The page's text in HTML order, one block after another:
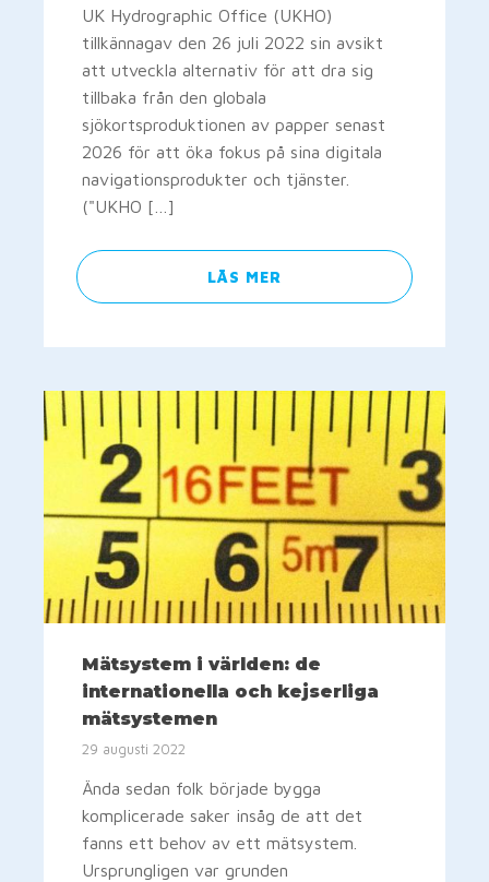
UK Hydrographic Office (UKHO)
tillkännagav den 26 juli 2022 sin avsikt
att utveckla alternativ för att dra sig
tillbaka från den globala
sjökortsproduktionen av papper senast
2026 för att öka fokus på sina digitala
navigationsprodukter och tjänster.
("UKHO […]
LÄS MER
Mätsystem i världen: de
internationella och kejserliga
mätsystemen
29 augusti 2022
Ända sedan folk började bygga
komplicerade saker insåg de att det
fanns ett behov av ett mätsystem.
Ursprungligen var grunden